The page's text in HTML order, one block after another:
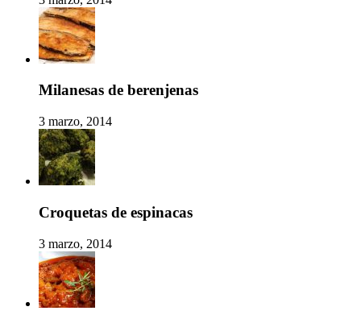
Milanesas de berenjenas
3 marzo, 2014
Croquetas de espinacas
3 marzo, 2014